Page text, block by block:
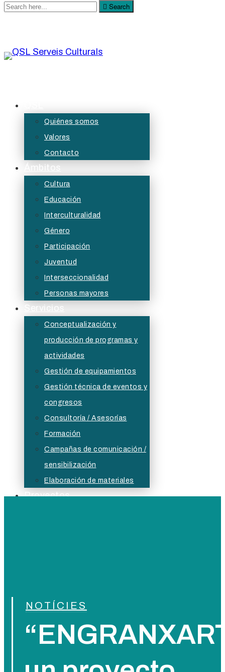
Search
Search
projectes de servei públic des de les àrees de
la cultura, l’educació, la participació i les diversitats.
Quiénes somos
Valores
Contacto
Ámbitos
Cultura
Educación
Interculturalidad
Género
Participación
Juventud
Interseccionalidad
Personas mayores
Servicios
Conceptualización y
producción de programas y
actividades
Gestión de equipamientos
Gestión técnica de eventos y
congresos
Consultoría / Asesorías
Formación
Campañas de comunicación /
sensibilización
Elaboración de materiales
Proyectos
NOTÍCIES